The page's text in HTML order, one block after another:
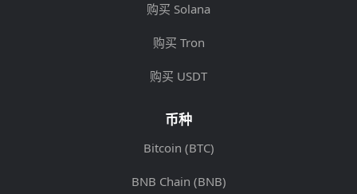
购买 Solana
购买 Tron
购买 USDT
币种
Bitcoin (BTC)
BNB Chain (BNB)